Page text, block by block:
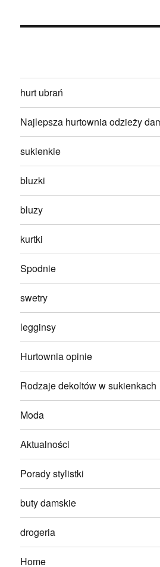
hurt ubrań
Najlepsza hurtownia odzieży
sukienkie
bluzki
bluzy
kurtki
Spodnie
swetry
legginsy
Hurtownia opinie
Rodzaje dekoltów w sukienkach
Moda
Aktualności
Porady stylistki
buty damskie
drogeria
Home